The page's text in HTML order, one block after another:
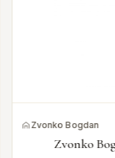
Zvonko Bogdan
Zvonko